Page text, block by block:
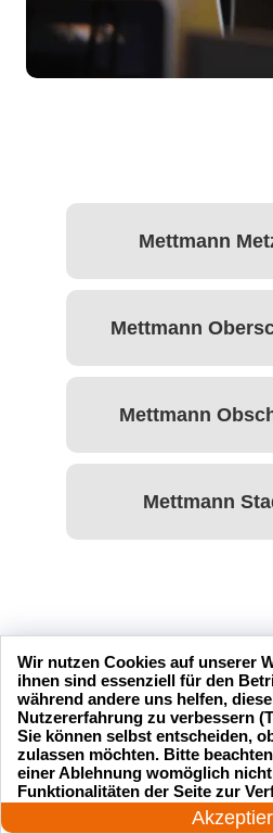
Mettmann
Mettmann
Mettmann
Mettmann
Unsere
Service
Ich
24 Stunden am Tag
Wir nutzen Cookies auf unserer
ihnen sind essenziell für den
während andere uns helfen,
Nutzererfahrung zu verbessern
Sie können selbst entscheiden,
zulassen möchten. Bitte
einer Ablehnung womöglich
Funktionalitäten der Seite zur